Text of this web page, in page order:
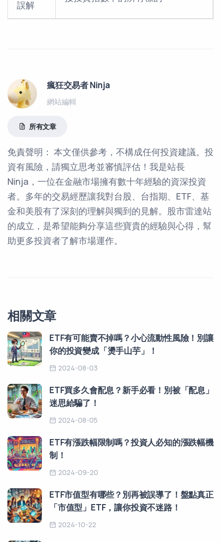
誤解
瘋狂交易者 Ninja
網站編輯
所有文章
免責聲明： 本文僅供參考，不構成任何投資建議。投
資有風險，請獨立思考並審慎評估！我是站長
Ninja，一位在金融市場擁有數十年經驗的資深投資
者。多年的交易經歷讓我對台股、台指期、ETF、基
金和美股有了深刻的理解與獨到的見解。股市雷達站
的成立，是希望能夠分享這些寶貴的經驗與心得，幫
助更多投資者了解市場運作。
相關文章
ETF有可能賣不掉嗎？小心流動性風險！別讓
你的投資變成「燙手山芋」！
2024-08-03
ETF買多久會配息？新手必看！別被「配息」
迷思給騙了！
2024-08-05
ETF有漲跌幅限制嗎？投資人必知的漲跌幅機
制！
2024-09-20
ETF市值型有哪些？別再被誤導了！盤點真正
「市值型」ETF，讓你投資不迷路！
2024-10-22